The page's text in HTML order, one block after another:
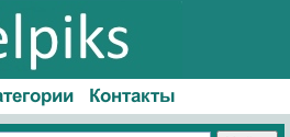
Контакты